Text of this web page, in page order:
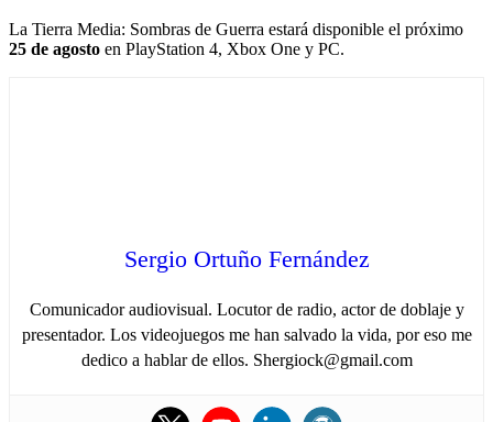
La Tierra Media: Sombras de Guerra estará disponible el próximo
25 de agosto en PlayStation 4, Xbox One y PC.
Sergio Ortuño Fernández
Comunicador audiovisual. Locutor de radio, actor de doblaje y
presentador. Los videojuegos me han salvado la vida, por eso me
dedico a hablar de ellos. Shergiock@gmail.com